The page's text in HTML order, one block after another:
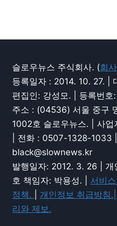
슬로우뉴스 주식회사. (회
등록일자 : 2014. 10. 27. |
편집인: 강성모. | 등록번
주소 : (04536) 서울 중구
1002호 슬로우뉴스. | 사
| 전화 : 0507-1328-1033
black@slownews.kr
발행일자: 2012. 3. 26 | 개
호 책임자: 박용성. | 서비
정책.
개인정보 취급방침.|
리와 제보.